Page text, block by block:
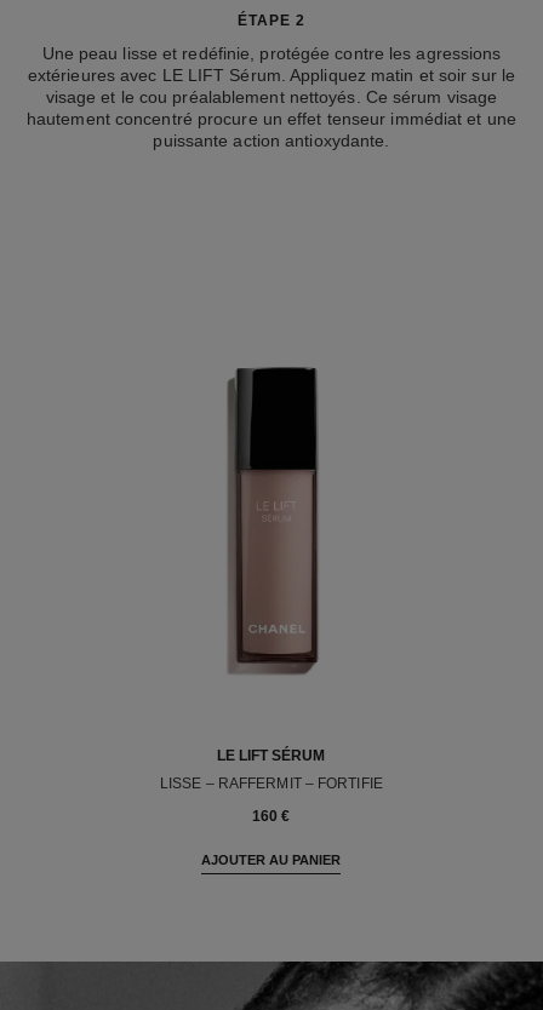
LE LIFT SÉRUM
LISSE – RAFFERMIT – FORTIFIE
160 €
AJOUTER AU PANIER
ÉTAPE 2
Une peau lisse et redéfinie, protégée contre les agressions
extérieures avec LE LIFT Sérum. Appliquez matin et soir sur le
visage et le cou préalablement nettoyés. Ce sérum visage
hautement concentré procure un effet tenseur immédiat et une
puissante action antioxydante.